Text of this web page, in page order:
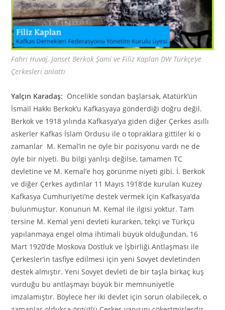
Fahri Huvaj, Janset Berkok Şami ve Filiz Kaplan DW Türkçe’ye
Çerkesleri anlattı
Yalçın Karadaş: Öncelikle sondan başlarsak, Atatürk’ün
İsmail Hakkı Berkok’u Kafkasyaya gönderdiği doğru değil.
Berkok ve 1918 yılında Kafkasya’ya giden diğer Çerkes asıllı
askerler Kafkas İslam Ordusu ile o topraklara gittiler ki o
zamanlar M. Kemal’in ne öyle bir pozisyonu vardı ne de
öyle bir niyeti. Bu bilgi yanlışı değilse, tamamen TC
devletine ve M. Kemal’e hoş görünme niyeti gibi. İ. Berkok
ve diğer Çerkes aydınlar 11 Mayıs 1918’de kurulan Kuzey
Kafkasya Cumhuriyeti’ne destek vermek için Kafkasya’da
bulunmuştur. Konunun M. Kemal ile ilgisi yoktur. Tam
tersine M. Kemal yeni devleti kurarken, tekçi ve Türkçü
yapılanmaya engel olma ihtimali büyük olduğundan, 16
Mart 1920’de Moskova Dostluk ve İşbirliği Antlaşması ile
Çerkesler’in tasfiye edilmesi için yeni Sovyet devletinden
destek almıştır. Yeni Sovyet devleti de bir taşla birkaç kuş
vurduğu bu antlaşmayı büyük bir memnuniyetle
imzalamıştır. Böylece her iki devlet için sorun olabilecek, o